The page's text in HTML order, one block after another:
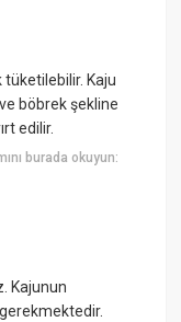
tüketilebilir. Kaju
böbrek şekline
edilir.
burada okuyun:
Kajunun